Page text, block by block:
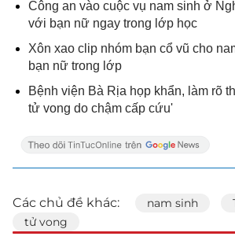
Công an vào cuộc vụ nam sinh ở
với bạn nữ ngay trong lớp học
Xôn xao clip nhóm bạn cổ vũ cho
bạn nữ trong lớp
Bệnh viện Bà Rịa họp khẩn, làm rõ
tử vong do chậm cấp cứu'
Các chủ đề khác: nam sinh
tử vong